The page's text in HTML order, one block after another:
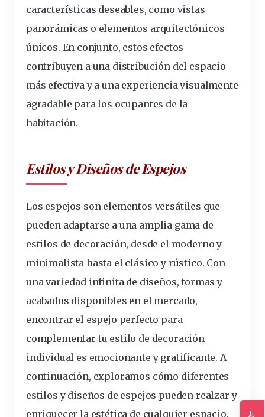
características deseables, como vistas
panorámicas o elementos arquitectónicos
únicos. En conjunto, estos efectos
contribuyen a una distribución del espacio
más efectiva y a una experiencia visualmente
agradable para los ocupantes de la
habitación.
Estilos y Diseños de Espejos
Los espejos son elementos versátiles que
pueden adaptarse a una amplia gama de
estilos de decoración, desde el moderno y
minimalista hasta el clásico y rústico. Con
una variedad infinita de diseños, formas y
acabados disponibles en el mercado,
encontrar el espejo perfecto para
complementar tu estilo de decoración
individual es emocionante y gratificante. A
continuación, exploramos cómo diferentes
estilos y diseños de espejos pueden realzar y
enriquecer la estética de cualquier espacio.